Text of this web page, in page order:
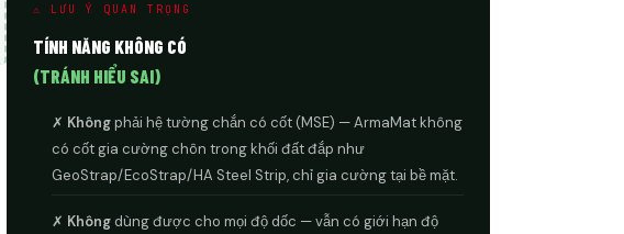
⚠ LƯU Ý QUAN TRỌNG
TÍNH NĂNG KHÔNG CÓ
(TRÁNH HIỂU SAI)
✗ Khôngphải hệ tường chắn có cốt (MSE) — ArmaMat không
có cốt gia cường chôn trong khối đất đắp như
GeoStrap/EcoStrap/HA Steel Strip, chỉ gia cường tại bề mặt.
✗ Khôngdùng được cho mọi độ dốc — vẫn có giới hạn độ